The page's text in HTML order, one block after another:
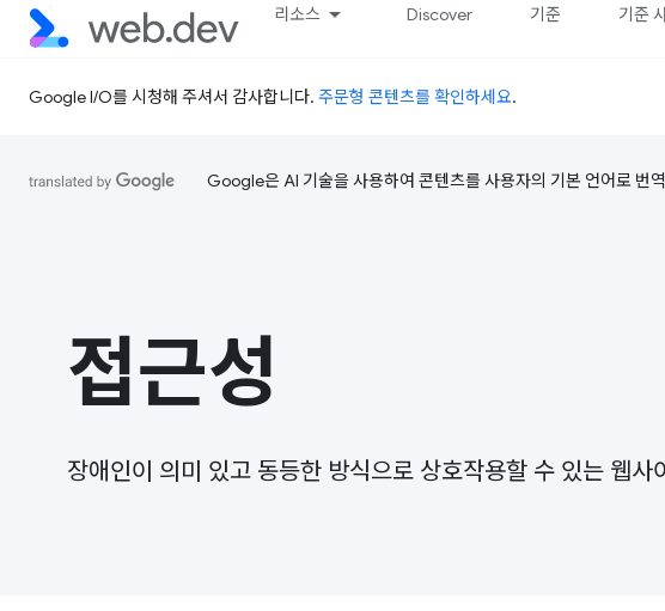
리소스 Discover 기준 기준
Google I/O를 시청해 주셔서 감사합니다. 주문형 콘텐츠를 확인하세요.
Google은 AI 기술을 사용하여 콘텐츠를 사용자의 기본 언어로 번
접근성
장애인이 의미 있고 동등한 방식으로 상호작용할 수 있는 웹